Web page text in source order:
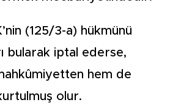
(125/3-a) hükmünü
bularak iptal ederse,
hem de
olur.